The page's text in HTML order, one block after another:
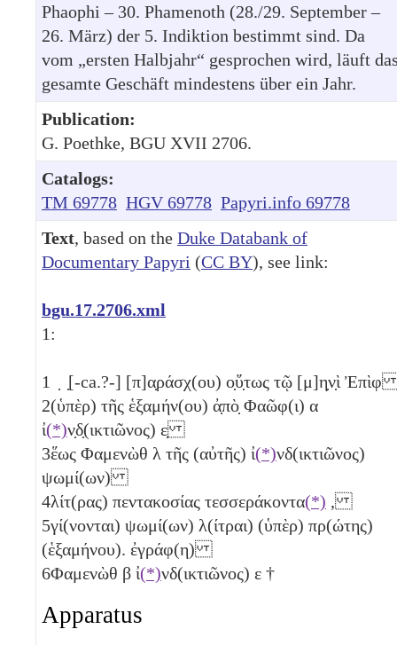
Phaophi – 30. Phamenoth (28./29. September –
26. März) der 5. Indiktion bestimmt sind. Da
vom „ersten Halbjahr“ gesprochen wird, läuft
gesamte Geschäft mindestens über ein Jahr.
Publication:
G. Poethke, BGU XVII 2706.
Catalogs:
TM 69778 HGV 69778 Papyri.info 69778
Text, based on the Duke Databank of
Documentary Papyri (CC BY), see link:
bgu.17.2706.xml
1:
1
̣[-ca.?-] [π]α̣ράσχ(ου) ο̣ὕ̣τως τῷ [μ]η̣ν̣ὶ
2(ὑπὲρ) τῆς ἑξαμήν(ου) ἀ̣πὸ̣ Φαῶφ(ι) α
ἰ(*)ν̣δ̣(ικτιῶνος) ε̣
3ἕως Φαμενὼθ λ τῆς (αὐτῆς) ἰ(*)νδ(ικτιῶνος)
ψωμί(ων)
4λίτ(ρας) πεντακοσίας τεσσεράκοντα(*) ,
5γί(νονται) ψωμί(ων) λ(ίτραι) (ὑπὲρ) πρ(ώτης)
(ἑξαμήνου). ἐγράφ(η)
6Φαμενὼθ β ἰ(*)νδ(ικτιῶνος) ε †
Apparatus